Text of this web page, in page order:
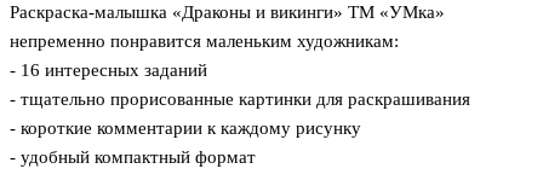
Раскраска-малышка «Драконы и викинги» ТМ «УМка»
непременно понравится маленьким художникам:
- 16 интересных заданий
- тщательно прорисованные картинки для раскрашивания
- короткие комментарии к каждому рисунку
- удобный компактный формат